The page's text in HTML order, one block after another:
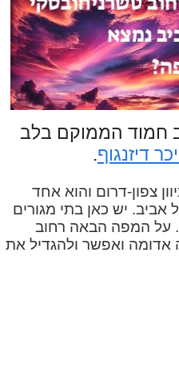
חמוד הממוקם בלב
דיזנגוף.
צפון-דרום והוא אחד
יש כאן בתי מגורים
על המפה הבאה רחוב
אדומה ואפשר ולהגדיל את